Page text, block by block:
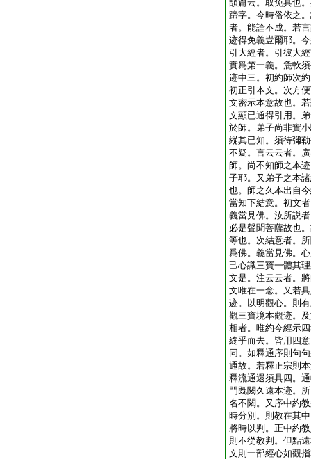
頡篇云。取免具也
蹄字。今時俗依之
者。能詮不成。若
迹得免義豈爾耶。
引大經者。引彼大
實爲第一義。麁軟
迹中三。初約師次
初正引本文。次方
文密示本意故也。
文顯已通得引用。
於師。弟子尚非實
縱其已知。須待彌
不疑。言云云者。
師。尚不知師之本
子耶。又弟子之本
也。師之久本出自
當知下結意。初文
義當見佛。汝所説
必是聲聞菩薩故也
等也。次結意者。
爲佛。義當見佛。
己心識三寶一體其
文是。注云云者。
文唯在一念。又若
迹。以明觀心。則
觀三寶境本觀迹。
相者。唯約今經示
終乎而去。皆用四
同。如釋通序則句
通故。若釋正宗則
釋流通還須具四。
門既闕久遠本迹。
名不闕。又序中約
時分別。則教在其
將時以判。正中約
則不從教判。但點
文則一部經心如觀